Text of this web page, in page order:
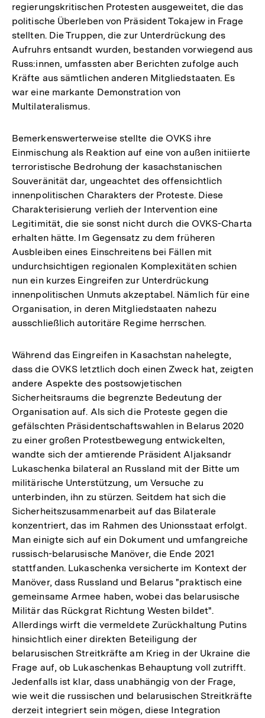
regierungskritischen Protesten ausgeweitet, die das
politische Überleben von Präsident Tokajew in Frage
stellten. Die Truppen, die zur Unterdrückung des
Aufruhrs entsandt wurden, bestanden vorwiegend aus
Russ:innen, umfassten aber Berichten zufolge auch
Kräfte aus sämtlichen anderen Mitgliedstaaten. Es
war eine markante Demonstration von
Multilateralismus.
Bemerkenswerterweise stellte die OVKS ihre
Einmischung als Reaktion auf eine von außen initiierte
terroristische Bedrohung der kasachstanischen
Souveränität dar, ungeachtet des offensichtlich
innenpolitischen Charakters der Proteste. Diese
Charakterisierung verlieh der Intervention eine
Legitimität, die sie sonst nicht durch die OVKS-Charta
erhalten hätte. Im Gegensatz zu dem früheren
Ausbleiben eines Einschreitens bei Fällen mit
undurchsichtigen regionalen Komplexitäten schien
nun ein kurzes Eingreifen zur Unterdrückung
innenpolitischen Unmuts akzeptabel. Nämlich für eine
Organisation, in deren Mitgliedstaaten nahezu
ausschließlich autoritäre Regime herrschen.
Während das Eingreifen in Kasachstan nahelegte,
dass die OVKS letztlich doch einen Zweck hat, zeigten
andere Aspekte des postsowjetischen
Sicherheitsraums die begrenzte Bedeutung der
Organisation auf. Als sich die Proteste gegen die
gefälschten Präsidentschaftswahlen in Belarus 2020
zu einer großen Protestbewegung entwickelten,
wandte sich der amtierende Präsident Aljaksandr
Lukaschenka bilateral an Russland mit der Bitte um
militärische Unterstützung, um Versuche zu
unterbinden, ihn zu stürzen. Seitdem hat sich die
Sicherheitszusammenarbeit auf das Bilaterale
konzentriert, das im Rahmen des Unionsstaat erfolgt.
Man einigte sich auf ein Dokument und umfangreiche
russisch-belarusische Manöver, die Ende 2021
stattfanden. Lukaschenka versicherte im Kontext der
Manöver, dass Russland und Belarus "praktisch eine
gemeinsame Armee haben, wobei das belarusische
Militär das Rückgrat Richtung Westen bildet".
Allerdings wirft die vermeldete Zurückhaltung Putins
hinsichtlich einer direkten Beteiligung der
belarusischen Streitkräfte am Krieg in der Ukraine die
Frage auf, ob Lukaschenkas Behauptung voll zutrifft.
Jedenfalls ist klar, dass unabhängig von der Frage,
wie weit die russischen und belarusischen Streitkräfte
derzeit integriert sein mögen, diese Integration